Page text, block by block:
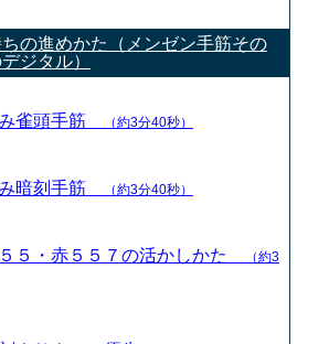
の進めかた（メンゼン手筋その
ジタル）
雀頭手筋 （約3分40秒）
暗刻手筋 （約3分40秒）
５・赤５５７の活かしかた
（約3